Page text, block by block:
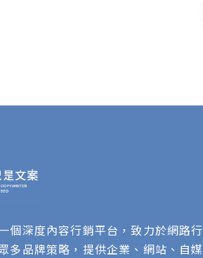
個深度內容行銷平台，致力於網路行
多品牌策略，提供企業、網站、自媒